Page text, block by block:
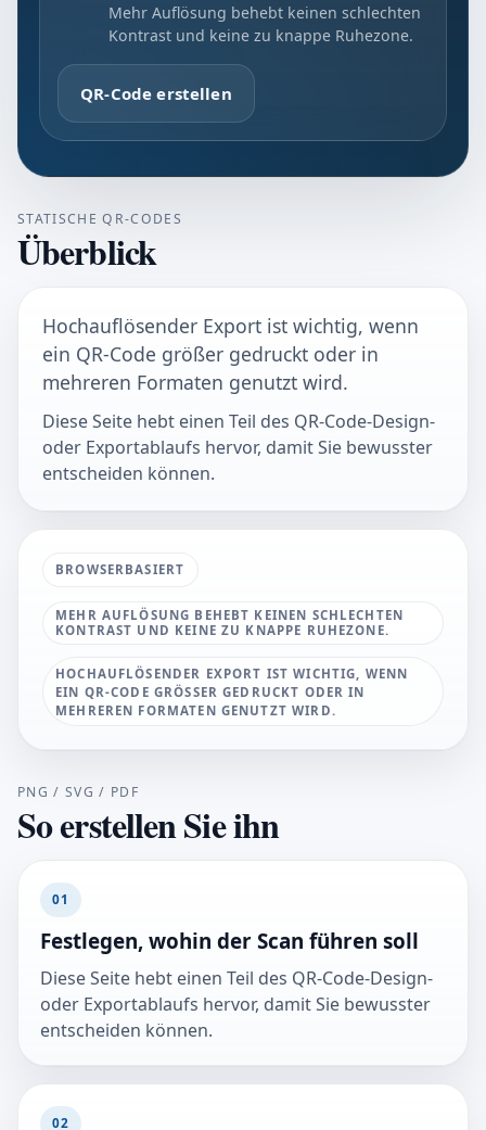
Mehr Auflösung behebt keinen schlechten
Kontrast und keine zu knappe Ruhezone.
QR-Code erstellen
STATISCHE QR-CODES
Überblick
Hochauflösender Export ist wichtig, wenn
ein QR-Code größer gedruckt oder in
mehreren Formaten genutzt wird.
Diese Seite hebt einen Teil des QR-Code-Design-
oder Exportablaufs hervor, damit Sie bewusster
entscheiden können.
BROWSERBASIERT
MEHR AUFLÖSUNG BEHEBT KEINEN SCHLECHTEN
KONTRAST UND KEINE ZU KNAPPE RUHEZONE.
HOCHAUFLÖSENDER EXPORT IST WICHTIG, WENN
EIN QR-CODE GRÖSSER GEDRUCKT ODER IN M
EHREREN FORMATEN GENUTZT WIRD.
PNG / SVG / PDF
So erstellen Sie ihn
01
Festlegen, wohin der Scan führen soll
Diese Seite hebt einen Teil des QR-Code-Design-
oder Exportablaufs hervor, damit Sie bewusster
entscheiden können.
02